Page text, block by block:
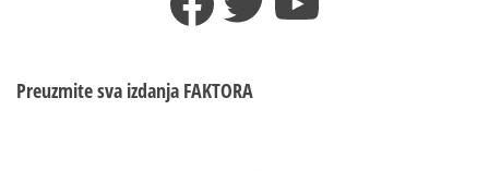
Preuzmite sva izdanja FAKTORA